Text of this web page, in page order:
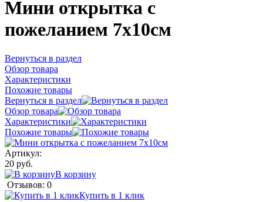
Мини открытка с
пожеланием 7х10см
Вернуться в раздел
Обзор товара
Характеристики
Похожие товары
Вернуться в раздел
Обзор товара
Характеристики
Похожие товары
Артикул:
20 руб.
В корзину
Отзывов: 0
Купить в 1 клик